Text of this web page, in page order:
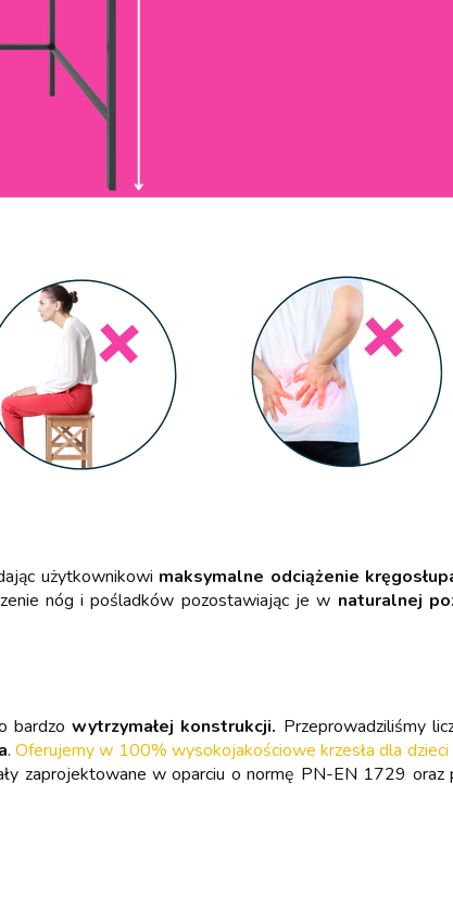
użytkownikowi maksymalne odciążenie
nóg i pośladków pozostawiając je w naturalnej
bardzowytrzymałej konstrukcji. Przeprowadziliśmy
. Oferujemy w 100% wysokojakościowe krzesła dla dzieci
zaprojektowane w oparciu o normę PN-EN 1729 oraz